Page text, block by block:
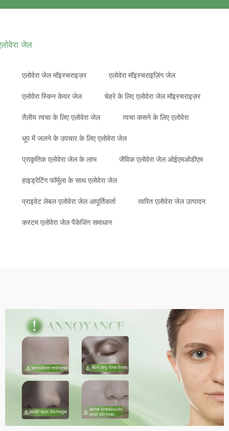
जेल
एलोवेरा जेल मॉइस्चराइज़र एलोवेरा मॉइस्चराइज़िंग जेल
एलोवेरा स्किन केयर जेल चेहरे के लिए एलोवेरा जेल मॉइस्चराइज़र
तैलीय त्वचा के लिए एलोवेरा जेल त्वचा कसने के लिए एलोवेरा
धूप में जलने के उपचार के लिए एलोवेरा जेल
प्राकृतिक एलोवेरा जेल के लाभ जैविक एलोवेरा जेल ओईएमओडीएम
हाइड्रेटिंग फॉर्मूला के साथ एलोवेरा जेल
प्राइवेट लेबल एलोवेरा जेल आपूर्तिकर्ता त्वरित एलोवेरा जेल उत्पादन
कस्टम एलोवेरा जेल पैकेजिंग समाधान